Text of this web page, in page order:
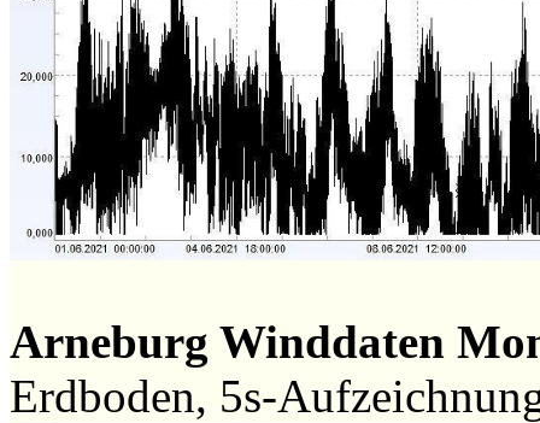
Arneburg Winddaten
Erdboden, 5s-